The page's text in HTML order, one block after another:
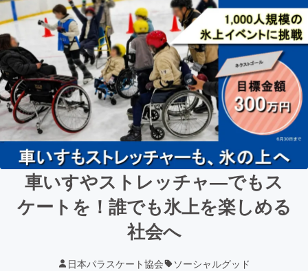
車いすやストレッチャ―でもス
ケートを！誰でも氷上を楽しめる
社会へ
日本パラスケート協会 ソーシャルグッド